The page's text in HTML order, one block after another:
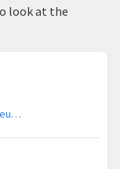
look at the
Ambulancehelikopter naar Vliegbasis Leeuwarden